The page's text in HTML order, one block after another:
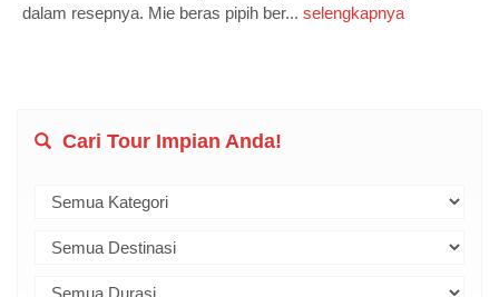
dalam resepnya. Mie beras pipih ber... selengkapnya
Cari Tour Impian Anda!